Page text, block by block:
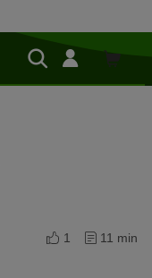
Shop
1 11 min